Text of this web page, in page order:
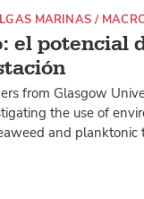
el potencial
MARINAS /
from Glasgow
the use of
and planktonic